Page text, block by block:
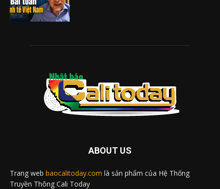
ABOUT US
Trang web baocalitoday.com là sản phẩm của Hệ Thống
Truyền Thông Cali Today